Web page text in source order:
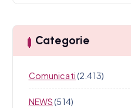
Categorie
Comunicati(2.413)
NEWS(514)